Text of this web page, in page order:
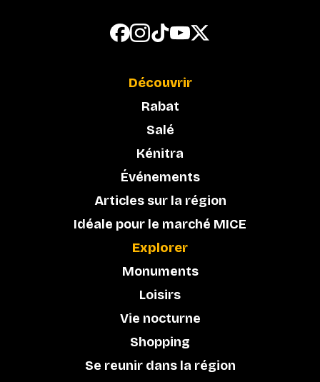
Découvrir
Rabat
Salé
Kénitra
Événements
Articles sur la région
Idéale pour le marché MICE
Explorer
Monuments
Loisirs
Vie nocturne
Shopping
Se reunir dans la région